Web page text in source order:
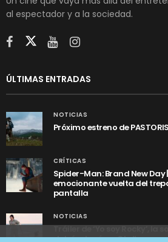
al espectador y a la sociedad.
ÚLTIMAS ENTRADAS
NOTICIAS
Próximo estreno de
CRÍTICAS
Spider-Man: Brand New
emocionante vuelta del
pantalla
NOTICIAS
Tráiler de ‘Yo soy Rocky’,
detrás de cómo Stallone se